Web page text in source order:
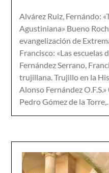
Alvárez Ruiz, Fernándo:
Agustiniana» Bueno
evangelización de
Francisco: «Las escuelas
Fernández Serrano,
trujillana. Trujillo en la
Alonso Fernández
Pedro Gómez de la